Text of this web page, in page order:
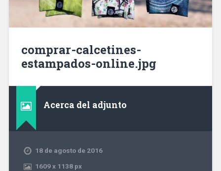
comprar-calcetines-
estampados-online.jpg
Acerca del adjunto
18 de agosto de 2016
1609x1138 px